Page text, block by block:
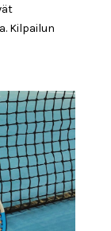
Kilpailun